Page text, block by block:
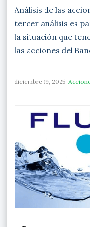
Análisis de las
tercer análisis es
la situación que
las acciones del
diciembre 19, 2025